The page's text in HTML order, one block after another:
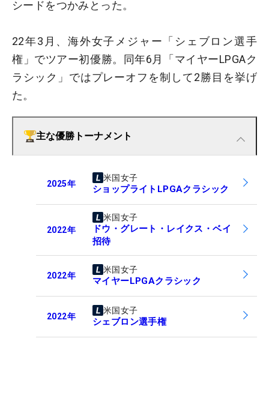
シードをつかみとった。
22年3月、海外女子メジャー「シェブロン選手
権」でツアー初優勝。同年6月「マイヤーLPGAク
ラシック」ではプレーオフを制して2勝目を挙げ
た。
主な優勝トーナメント
2025年
米国女子
ショップライトLPGAクラシック
2022年
米国女子
ドウ・グレート・レイクス・ベイ
招待
2022年
米国女子
マイヤーLPGAクラシック
2022年
米国女子
シェブロン選手権